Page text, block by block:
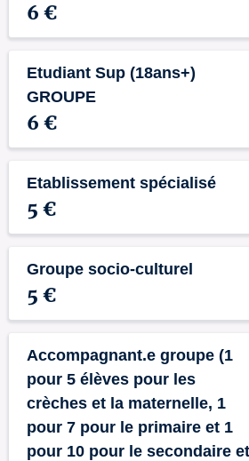
6 €
Etudiant Sup (18ans+)
GROUPE
6 €
Etablissement spécialisé
5 €
Groupe socio-culturel
5 €
Accompagnant.e groupe (1
pour 5 élèves pour les
crèches et la maternelle, 1
pour 7 pour le primaire et 1
pour 10 pour le secondaire et